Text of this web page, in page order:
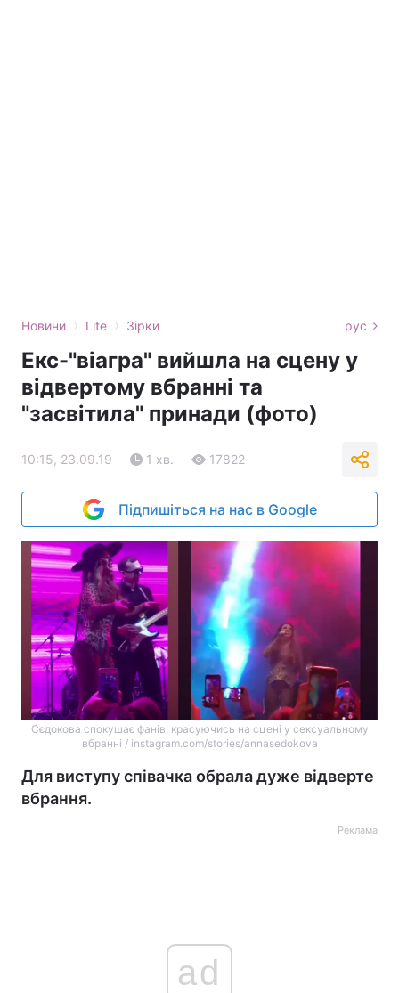
Новини › Lite › Зірки рус
Екс-"віагра" вийшла на сцену у
відвертому вбранні та
"засвітила" принади (фото)
10:15, 23.09.19 1 хв. 17822
Підпишіться на нас в Google
Сєдокова спокушає фанів, красуючись на сцені у сексуальному
вбранні / instagram.com/stories/annasedokova
Для виступу співачка обрала дуже відверте
вбрання.
Реклама
ad